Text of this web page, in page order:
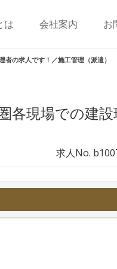
は 会社案内 お
者の求人です！／施工管理（派遣）
各現場での建
求人No.